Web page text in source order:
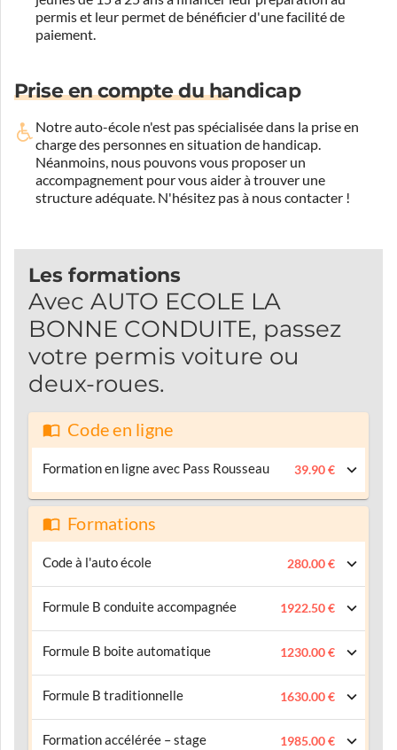
permis et leur permet de bénéficier d'une facilité de
paiement.
Prise en compte du handicap
Notre auto-école n'est pas spécialisée dans la prise en
charge des personnes en situation de handicap.
Néanmoins, nous pouvons vous proposer un
accompagnement pour vous aider à trouver une
structure adéquate. N'hésitez pas à nous contacter !
Les formations
Avec AUTO ECOLE LA
BONNE CONDUITE, passez
votre permis voiture ou
deux-roues.
Code en ligne
Formation en ligne avec Pass Rousseau 39.90 €
Formations
Code à l'auto école 280.00 €
Formule B conduite accompagnée 1922.50 €
Formule B boite automatique 1230.00 €
Formule B traditionnelle 1630.00 €
Formation accélérée – stage 1985.00 €